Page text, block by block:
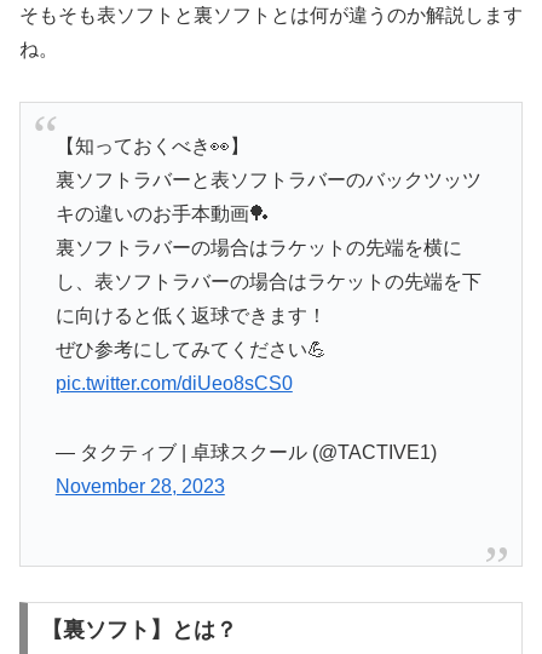
そもそも表ソフトと裏ソフトとは何が違うのか解説します
ね。
【知っておくべき👀】
裏ソフトラバーと表ソフトラバーのバックツッツ
キの違いのお手本動画🏓
裏ソフトラバーの場合はラケットの先端を横に
し、表ソフトラバーの場合はラケットの先端を下
に向けると低く返球できます！
ぜひ参考にしてみてください💪
pic.twitter.com/diUeo8sCS0
— タクティブ | 卓球スクール (@TACTIVE1)
November 28, 2023
【裏ソフト】とは？